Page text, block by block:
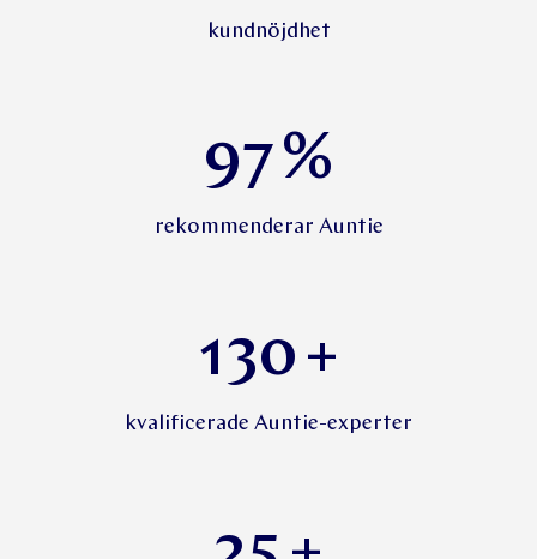
kundnöjdhet
97%
rekommenderar Auntie
130 +
kvalificerade Auntie-experter